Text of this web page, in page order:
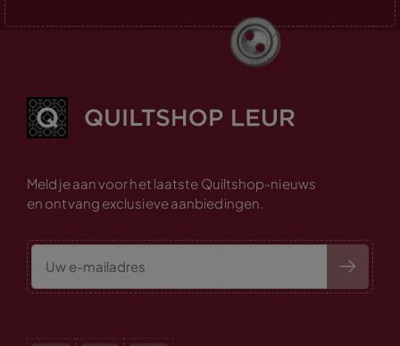
Meld je aan voor het laatste Quiltshop-nieuws
en ontvang exclusieve aanbiedingen.